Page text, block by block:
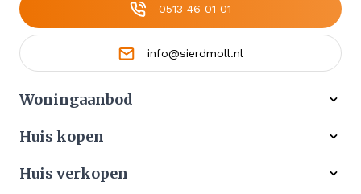
Woningaanbod
Aangekocht
Huis kopen
Huis verkopen
0513 46 01 01
info@sierdmoll.nl